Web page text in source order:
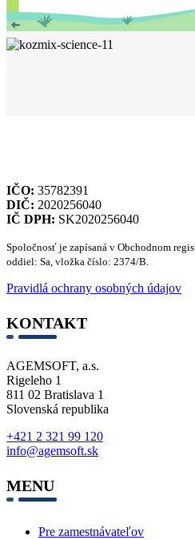
IČO: 35782391
DIČ: 2020256040
IČ DPH: SK2020256040
Spoločnosť je zapísaná v Obchodnom
oddiel: Sa, vložka číslo: 2374/B.
Pravidlá ochrany osobných údajov
KONTAKT
AGEMSOFT, a.s.
Rigeleho 1
811 02 Bratislava 1
Slovenská republika
+421 2 321 99 120
info@agemsoft.sk
MENU
Pre zamestnávateľov